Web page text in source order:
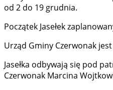
od 2 do 19 grudnia.
Początek Jasełek
Urząd Gminy Czerwonak
Jasełka odbywają się pod
Czerwonak Marcina